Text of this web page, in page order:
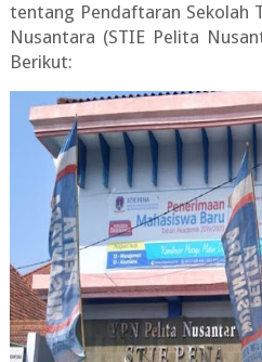
tentang Pendaftaran Sekolah
Nusantara (STIE Pelita
Berikut: